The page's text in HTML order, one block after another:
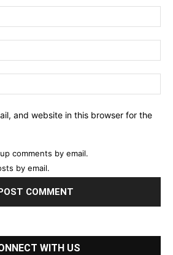
and website in this browser for the
comments by email.
by email.
WITH US